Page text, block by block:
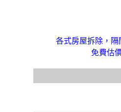
各式房屋拆除，
免費估